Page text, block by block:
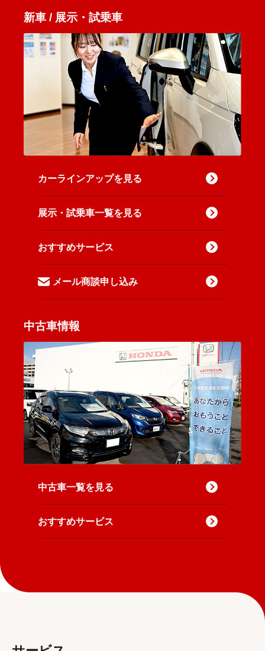
新車 / 展示・試乗車
カーラインアップを見る
展示・試乗車一覧を見る
おすすめサービス
メール商談申し込み
中古車情報
中古車一覧を見る
おすすめサービス